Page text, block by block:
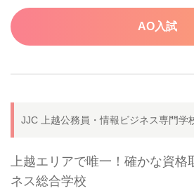
AO入試
JJC 上越公務員・情報ビジネス専門学
上越エリアで唯一！確かな資
ネス総合学校